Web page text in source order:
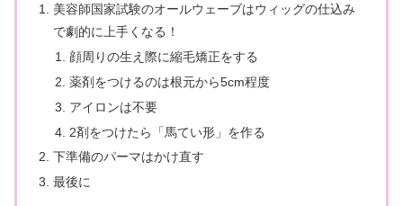
美容師国家試験のオールウェーブはウィッグの仕込み
で劇的に上手くなる！
顔周りの生え際に縮毛矯正をする
薬剤をつけるのは根元から5cm程度
アイロンは不要
2剤をつけたら「馬てい形」を作る
下準備のパーマはかけ直す
最後に